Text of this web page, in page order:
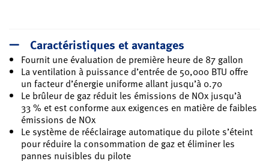
Caractéristiques et avantages
Fournit une évaluation de première heure de 87 gallon
La ventilation à puissance d’entrée de 50,000 BTU offre
un facteur d’énergie uniforme allant jusqu’à 0.70
Le brûleur de gaz réduit les émissions de NOx jusqu’à
33 % et est conforme aux exigences en matière de faibles
émissions de NOx
Le système de rééclairage automatique du pilote s’éteint
pour réduire la consommation de gaz et éliminer les
pannes nuisibles du pilote